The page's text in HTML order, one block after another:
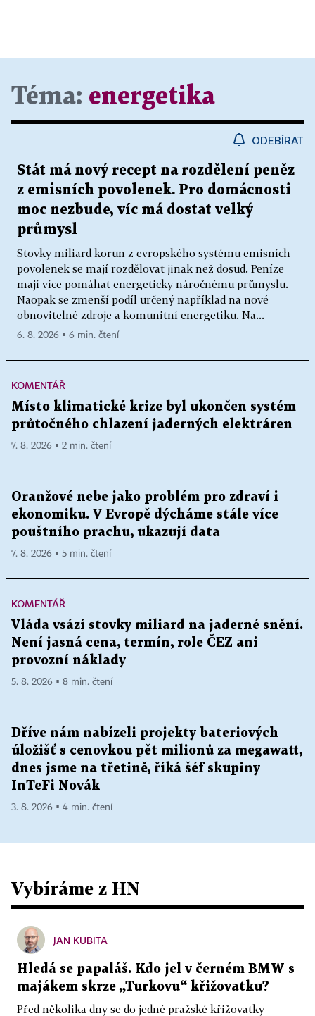
Téma: energetika
ODEBÍRAT
Stát má nový recept na rozdělení peněz
z emisních povolenek. Pro domácnosti
moc nezbude, víc má dostat velký
průmysl
Stovky miliard korun z evropského systému emisních
povolenek se mají rozdělovat jinak než dosud. Peníze
mají více pomáhat energeticky náročnému průmyslu.
Naopak se zmenší podíl určený například na nové
obnovitelné zdroje a komunitní energetiku. Na...
6. 8. 2026 ▪ 6 min. čtení
KOMENTÁŘ
Místo klimatické krize byl ukončen systém
průtočného chlazení jaderných elektráren
7. 8. 2026 ▪ 2 min. čtení
Oranžové nebe jako problém pro zdraví i
ekonomiku. V Evropě dýcháme stále více
pouštního prachu, ukazují data
7. 8. 2026 ▪ 5 min. čtení
KOMENTÁŘ
Vláda vsází stovky miliard na jaderné snění.
Není jasná cena, termín, role ČEZ ani
provozní náklady
5. 8. 2026 ▪ 8 min. čtení
Dříve nám nabízeli projekty bateriových
úložišť s cenovkou pět milionů za megawatt,
dnes jsme na třetině, říká šéf skupiny
InTeFi Novák
3. 8. 2026 ▪ 4 min. čtení
Vybíráme z HN
JAN KUBITA
Hledá se papaláš. Kdo jel v černém BMW s
majákem skrze „Turkovu“ křižovatku?
Před několika dny se do jedné pražské křižovatky